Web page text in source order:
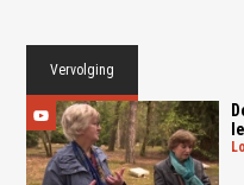
Vervolging